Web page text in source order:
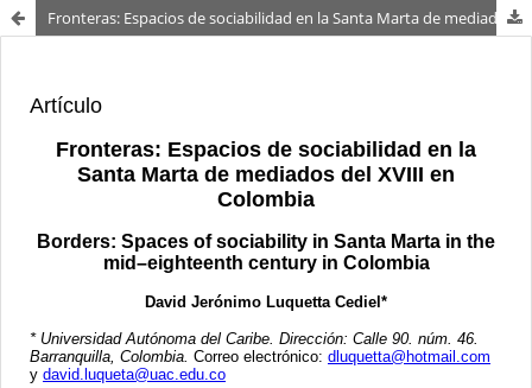
Fronteras: Espacios de sociabilidad en la Santa Marta de mediados del XVIII en Colombia